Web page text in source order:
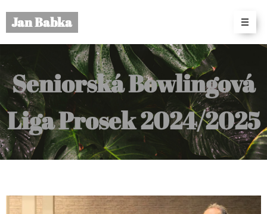
Jan Babka
Seniorská Bowlingová
Liga Prosek 2024/2025